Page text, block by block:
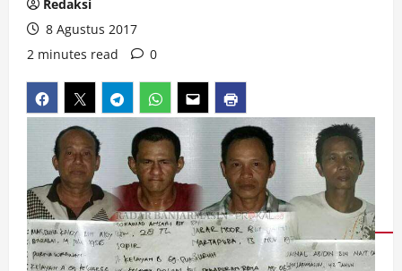
Redaksi
8 Agustus 2017
2 minutes read
0